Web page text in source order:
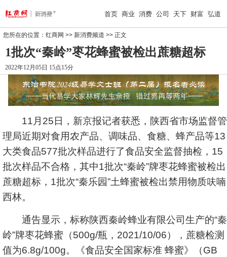
首页 商业 消费 公司 天下 财富 弘道
您所在的位置： 红商网 >> 新消费频道 >> 正文
1批次“秦岭”枣花蜂蜜被检出蔗糖超标
2022年12月05日 15点15分
11月25日，新京报记者获悉，陕西省市场监督管
理局近期对食用农产品、调味品、食糖、蜂产品等13
大类食品577批次样品进行了食品安全监督抽检，15
批次样品不合格，其中1批次“秦岭”牌枣花蜂蜜被检出
蔗糖超标，1批次“秦乐园”土蜂蜜被检出禁用物质呋喃
西林。
通告显示，标称陕西秦岭蜂业有限公司生产的“秦
岭”牌枣花蜂蜜（500g/瓶，2021/10/06），蔗糖检测
值为6.8g/100g。《食品安全国家标准 蜂蜜》（GB